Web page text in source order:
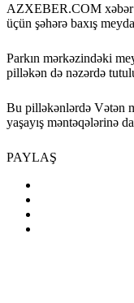
AZXEBER.COM xəbər
üçün şəhərə baxış
Parkın mərkəzindəki
pilləkən də nəzərdə
Bu pilləkənlərdə Vətən
yaşayış məntəqələrinə
PAYLAŞ